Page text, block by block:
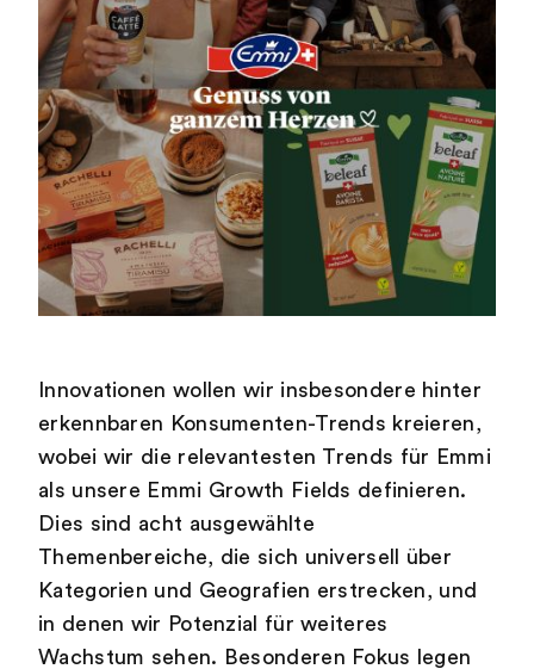
Innovationen wollen wir insbesondere hinter
erkennbaren Konsumenten-Trends kreieren,
wobei wir die relevantesten Trends für Emmi
als unsere Emmi Growth Fields definieren.
Dies sind acht ausgewählte
Themenbereiche, die sich universell über
Kategorien und Geografien erstrecken, und
in denen wir Potenzial für weiteres
Wachstum sehen. Besonderen Fokus legen